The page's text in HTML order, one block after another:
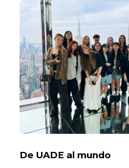
De UADE al mundo